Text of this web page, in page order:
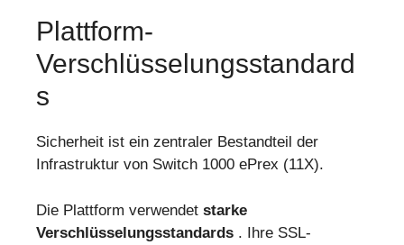
Plattform-
Verschlüsselungsstandard
S
Sicherheit ist ein zentraler Bestandteil der
Infrastruktur von Switch 1000 ePrex (11X).
Die Plattform verwendet starke
Verschlüsselungsstandards . Ihre SSL-